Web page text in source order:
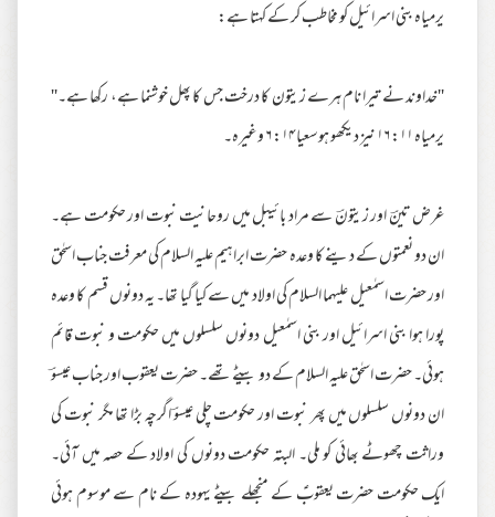
یرمیاہ بنی اسرائیل کو مخاطب کر کے کہتا ہے:
''خداوند نے تیرا نام ہرے زیتون کا درخت جس کا پھل خوشنما ہے، رکھا ہے۔''
یرمیاہ ۱۱: ۱۶ نیز دیکھو ہوسعیا ۱۴: ۶ وغیرہ۔
غرض تینؔ اور زیتونؔ سے مراد بائیبل میں روحانیت نبوت اور حکومت ہے۔
ان دو نعمتوں کے دینے کا وعدہ حضرت ابراہیم علیہ السلام کی معرفت جناب اسحٰق
اور حضرت اسمٰعیل علیہما السلام کی اولاد میں سے کیا گیا تھا۔ یہ دونوں قسم کا وعدہ
پورا ہوا بنی اسرائیل اور بنی اسمٰعیل دونوں سلسلوں میں حکومت و نبوت قائم
ہوئی۔ حضرت اسحٰق علیہ السلام کے دو بیٹے تھے۔ حضرت یعقوب اور جناب عیسوؔ
ان دونوں سلسلوں میں پھر نبوت اور حکومت چلی عیسوؔ اگرچہ بڑا تھا مگر نبوت کی
وراثت چھوٹے بھائی کو ملی۔ البتہ حکومت دونوں کی اولاد کے حصہ میں آئی۔
ایک حکومت حضرت یعقوبؑ کے منجھلے بیٹے یہودہ کے نام سے موسوم ہوئی